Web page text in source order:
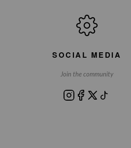
SOCIAL MEDIA
Join the community